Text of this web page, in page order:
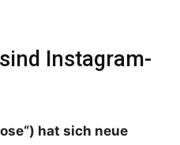
Instagram-
hat sich neue